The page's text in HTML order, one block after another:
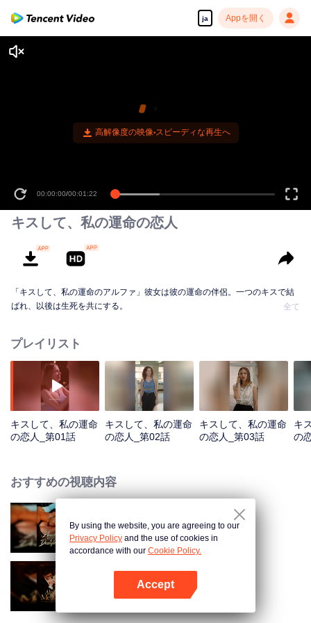
ja Appを開く
高解像度の映像•スピーディな再生へ
00:00:00/00:01:22
キスして、私の運命の恋人
「キスして、私の運命のアルファ」彼女は彼の運命の伴侶。一つのキスで結
ばれ、以後は生死を共にする。
全て
プレイリスト
キスして、私の運命
の恋人_第01話
キスして、私の運命
の恋人_第02話
キスして、私の運命
の恋人_第03話
キ
の
おすすめの視聴内容
行方不明の妻に縛られて
旦那様、私を愛してください
By using the website, you are agreeing to our
Privacy Policy and the use of cookies in
accordance with our Cookie Policy.
Accept